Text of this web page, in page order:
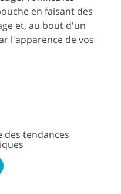
en faisant des
et, au bout d'un
l'apparence de vos
des tendances